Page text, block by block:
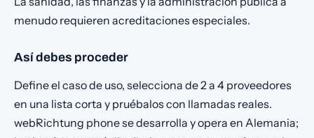
menudo requieren acreditaciones especiales.
Así debes proceder
Define el caso de uso, selecciona de 2 a 4 proveedores
en una lista corta y pruébalos con llamadas reales.
webRichtung phone se desarrolla y opera en Alemania;